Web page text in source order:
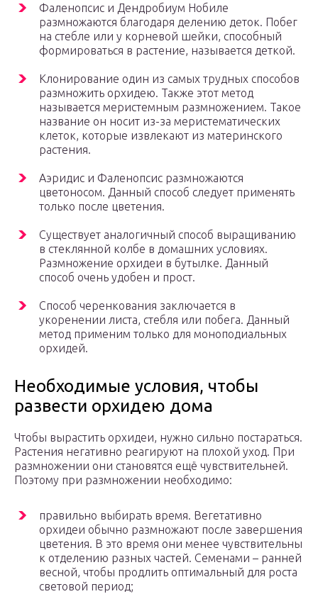
Фаленопсис и Дендробиум Нобиле
размножаются благодаря делению деток. Побег
на стебле или у корневой шейки, способный
формироваться в растение, называется деткой.
Клонирование один из самых трудных способов
размножить орхидею. Также этот метод
называется меристемным размножением. Такое
название он носит из-за меристематических
клеток, которые извлекают из материнского
растения.
Аэридис и Фаленопсис размножаются
цветоносом. Данный способ следует применять
только после цветения.
Существует аналогичный способ выращиванию
в стеклянной колбе в домашних условиях.
Размножение орхидеи в бутылке. Данный
способ очень удобен и прост.
Способ черенкования заключается в
укоренении листа, стебля или побега. Данный
метод применим только для моноподиальных
орхидей.
Необходимые условия, чтобы
развести орхидею дома
Чтобы вырастить орхидеи, нужно сильно постараться.
Растения негативно реагируют на плохой уход. При
размножении они становятся ещё чувствительней.
Поэтому при размножении необходимо:
правильно выбирать время. Вегетативно
орхидеи обычно размножают после завершения
цветения. В это время они менее чувствительны
к отделению разных частей. Семенами – ранней
весной, чтобы продлить оптимальный для роста
световой период;